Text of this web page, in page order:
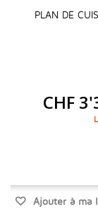
PLAN DE
CHF
Ajouter à ma